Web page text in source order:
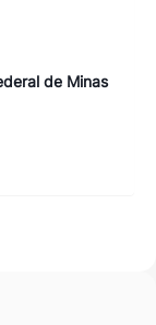
de Minas